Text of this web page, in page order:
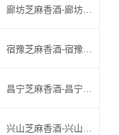
廊坊芝麻香酒-廊坊名酒-廊坊小北门_廊坊芝麻香酒厂家
宿豫芝麻香酒-宿豫名酒-宿豫小北门_宿豫芝麻香酒厂家
昌宁芝麻香酒-昌宁名酒-昌宁小北门_昌宁芝麻香酒厂家
兴山芝麻香酒-兴山名酒-兴山小北门_兴山芝麻香酒厂家